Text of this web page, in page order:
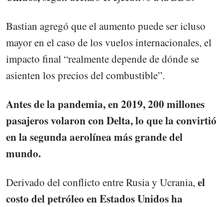
Bastian agregó que el aumento puede ser icluso
mayor en el caso de los vuelos internacionales, el
impacto final “realmente depende de dónde se
asienten los precios del combustible”.
Antes de la pandemia, en 2019, 200 millones
pasajeros volaron con Delta, lo que la convirtió
en la segunda aerolínea más grande del
mundo.
Derivado del conflicto entre Rusia y Ucrania, el
costo del petróleo en Estados Unidos ha